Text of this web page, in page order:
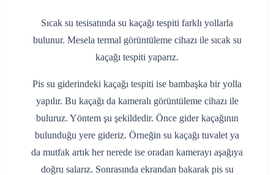
Sıcak su tesisatında su kaçağı tespiti farklı yollarla
bulunur. Mesela termal görüntüleme cihazı ile sıcak su
kaçağı tespiti yaparız.
Pis su giderindeki kaçağı tespiti ise bambaşka bir yolla
yapılır. Bu kaçağı da kameralı görüntüleme cihazı ile
buluruz. Yöntem şu şekildedir. Önce gider kaçağının
bulunduğu yere gideriz. Örneğin su kaçağı tuvalet ya
da mutfak artık her nerede ise oradan kamerayı aşağıya
doğru salarız. Sonrasında ekrandan bakarak pis su